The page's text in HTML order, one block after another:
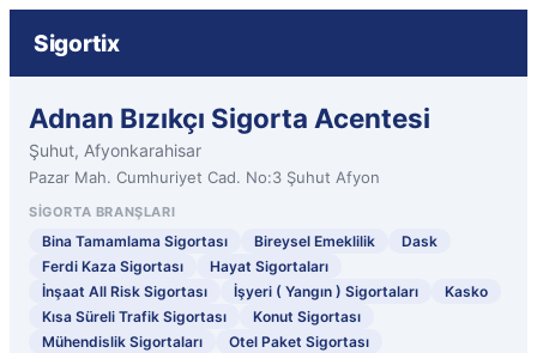
Sigortix
Adnan Bızıkçı Sigorta Acentesi
Şuhut, Afyonkarahisar
Pazar Mah. Cumhuriyet Cad. No:3 Şuhut Afyon
SIGORTA BRANŞLARI
Bina Tamamlama Sigortası Bireysel Emeklilik
Dask
Ferdi Kaza Sigortası
Hayat Sigortaları
İnşaat All Risk Sigortası
İşyeri ( Yangın ) Sigortaları
Kasko
Kısa Süreli Trafik Sigortası
Konut Sigortası
Mühendislik Sigortaları
Otel Paket Sigortası